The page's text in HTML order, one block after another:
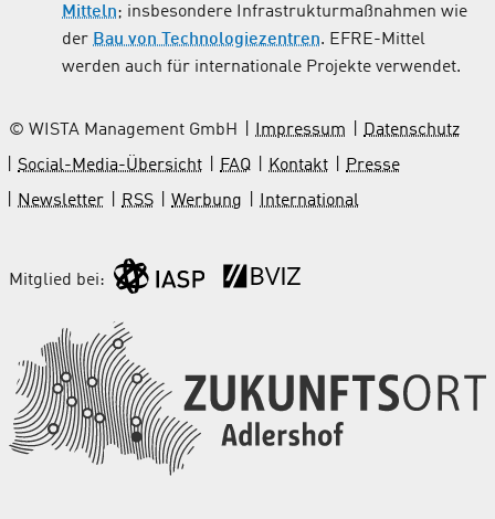
Mitteln; insbesondere Infrastrukturmaßnahmen wie
der Bau von Technologiezentren. EFRE-Mittel
werden auch für internationale Projekte verwendet.
© WISTA Management GmbH Impressum
Datenschutz
Social-Media-Übersicht
FAQ Kontakt
Presse
Newsletter
RSS Werbung International
Mitglied bei: